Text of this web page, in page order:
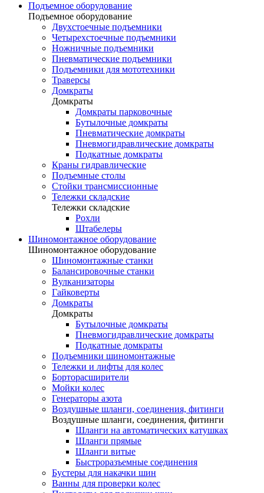
Подъемное оборудование
Подъемное оборудование
Двухстоечные подъемники
Четырехстоечные подъемники
Ножничные подъемники
Пневматические подъемники
Подъемники для мототехники
Траверсы
Домкраты
Домкраты
Домкраты парковочные
Бутылочные домкраты
Пневматические домкраты
Пневмогидравлические домкраты
Подкатные домкраты
Краны гидравлические
Подъемные столы
Стойки трансмиссионные
Тележки складские
Тележки складские
Рохли
Штабелеры
Шиномонтажное оборудование
Шиномонтажное оборудование
Шиномонтажные станки
Балансировочные станки
Вулканизаторы
Гайковерты
Домкраты
Домкраты
Бутылочные домкраты
Пневмогидравлические домкраты
Подкатные домкраты
Подъемники шиномонтажные
Тележки и лифты для колес
Борторасширители
Мойки колес
Генераторы азота
Воздушные шланги, соединения, фитинги
Воздушные шланги, соединения, фитинги
Шланги на автоматических катушках
Шланги прямые
Шланги витые
Быстроразъемные соединения
Бустеры для накачки шин
Ванны для проверки колес